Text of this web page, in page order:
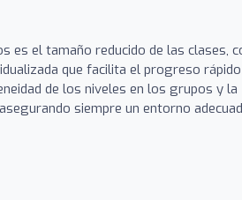
es el tamaño reducido de las clases,
que facilita el progreso
de los niveles en los grupos y la
siempre un entorno